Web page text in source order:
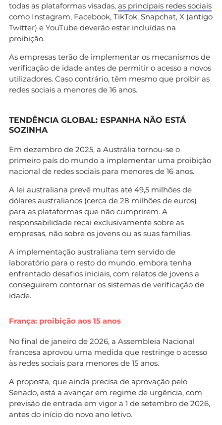
todas as plataformas visadas, as principais redes sociais
como Instagram, Facebook, TikTok, Snapchat, X (antigo
Twitter) e YouTube deverão estar incluídas na
proibição.
As empresas terão de implementar os mecanismos de
verificação de idade antes de permitir o acesso a novos
utilizadores. Caso contrário, têm mesmo que proibir as
redes sociais a menores de 16 anos.
TENDÊNCIA GLOBAL: ESPANHA NÃO ESTÁ
SOZINHA
Em dezembro de 2025, a Austrália tornou-se o
primeiro país do mundo a implementar uma proibição
nacional de redes sociais para menores de 16 anos.
A lei australiana prevê multas até 49,5 milhões de
dólares australianos (cerca de 28 milhões de euros)
para as plataformas que não cumprirem. A
responsabilidade recai exclusivamente sobre as
empresas, não sobre os jovens ou as suas famílias.
A implementação australiana tem servido de
laboratório para o resto do mundo, embora tenha
enfrentado desafios iniciais, com relatos de jovens a
conseguirem contornar os sistemas de verificação de
idade.
França: proibição aos 15 anos
No final de janeiro de 2026, a Assembleia Nacional
francesa aprovou uma medida que restringe o acesso
às redes sociais para menores de 15 anos.
A proposta, que ainda precisa de aprovação pelo
Senado, está a avançar em regime de urgência, com
previsão de entrada em vigor a 1 de setembro de 2026,
antes do início do novo ano letivo.